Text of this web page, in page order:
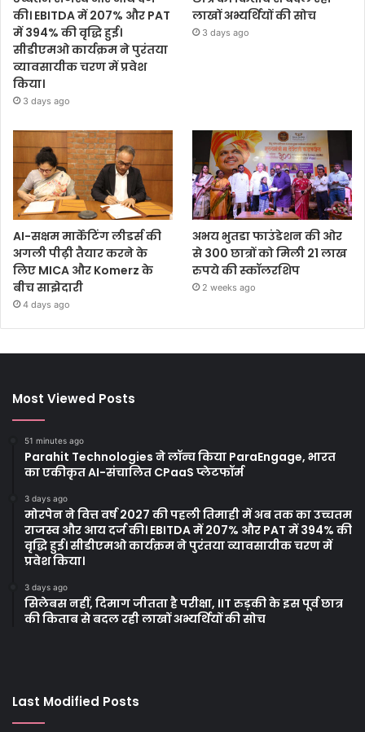
की। EBITDA में 207% और PAT
में 394% की वृद्धि हुई।
सीडीएमओ कार्यक्रम ने पुरंतया
व्यावसायीक चरण में प्रवेश
किया।
3 days ago
लाखों अभ्यर्थियों की सोच
3 days ago
AI-सक्षम मार्केटिंग लीडर्स की
अगली पीढ़ी तैयार करने के
लिए MICA और Komerz के
बीच साझेदारी
4 days ago
अभय भुतडा फाउंडेशन की ओर
से 300 छात्रों को मिली 21 लाख
रुपये की स्कॉलरशिप
2 weeks ago
Most Viewed Posts
51 minutes ago
Parahit Technologies ने लॉन्च किया ParaEngage, भारत
का एकीकृत AI-संचालित CPaaS प्लेटफॉर्म
3 days ago
मोरपेन ने वित्त वर्ष 2027 की पहली तिमाही में अब तक का उच्चतम
राजस्व और आय दर्ज की। EBITDA में 207% और PAT में 394% की
वृद्धि हुई। सीडीएमओ कार्यक्रम ने पुरंतया व्यावसायीक चरण में
प्रवेश किया।
3 days ago
सिलेबस नहीं, दिमाग जीतता है परीक्षा, IIT रुड़की के इस पूर्व छात्र
की किताब से बदल रही लाखों अभ्यर्थियों की सोच
Last Modified Posts